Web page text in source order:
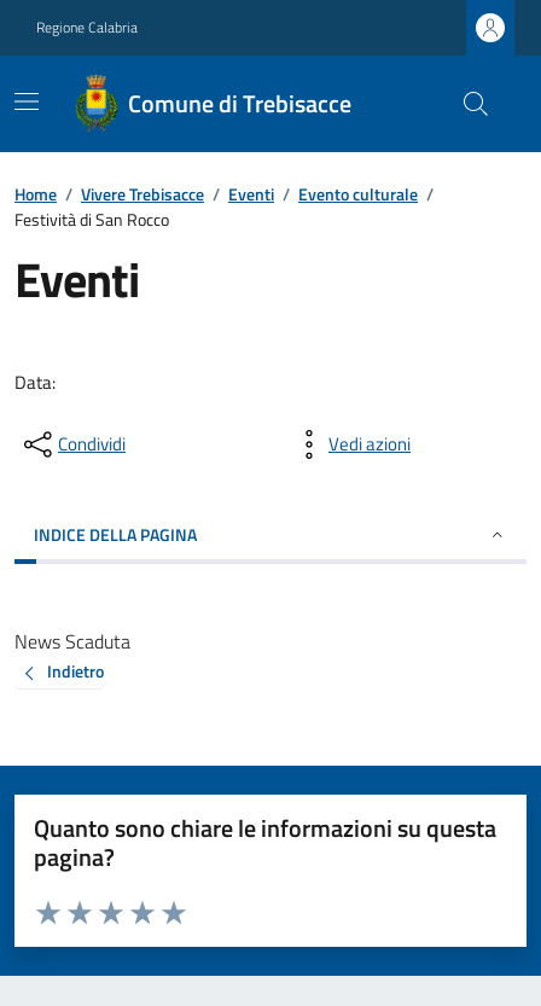
Regione Calabria
Comune di Trebisacce
Home / Vivere Trebisacce / Eventi / Evento culturale /
Festività di San Rocco
Eventi
Data:
Condividi Vedi azioni
INDICE DELLA PAGINA
News Scaduta
Indietro
Quanto sono chiare le informazioni su questa
pagina?
Valuta da 1 a 5 stelle la pagina
Valuta 5 stelle su 5
Valuta 4 stelle su 5
Valuta 3 stelle su 5
Valuta 2 stelle su 5
Valuta 1 stelle su 5